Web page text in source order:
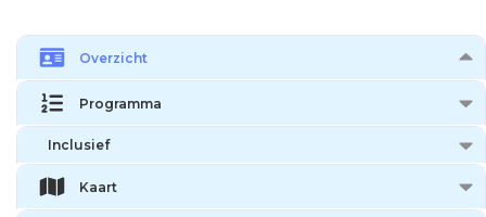
Overzicht
Programma
Inclusief
Kaart